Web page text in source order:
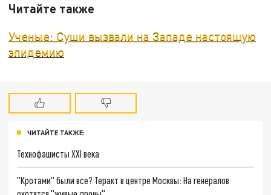
Читайте также
Ученые: Суши вызвали на Западе настоящую
эпидемию
ЧИТАЙТЕ ТАКЖЕ:
Технофашисты XXI века
"Кротами" были все? Теракт в центре Москвы: На генералов